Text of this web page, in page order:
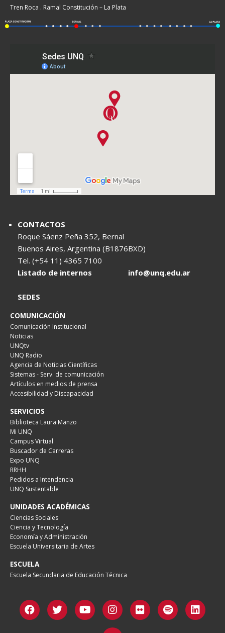
Tren Roca . Ramal Constitución – La Plata
CONTACTOS
Roque Sáenz Peña 352, Bernal
Buenos Aires, Argentina (B1876BXD)
Tel. (+54 11) 4365 7100
Listado de internos
info@unq.edu.ar
SEDES
COMUNICACIÓN
Comunicación Institucional
Noticias
UNQtv
UNQ Radio
Agencia de Noticias Científicas
Sistemas - Serv. de comunicación
Artículos en medios de prensa
Accesibilidad y Discapacidad
SERVICIOS
Biblioteca Laura Manzo
Mi UNQ
Campus Virtual
Buscador de Carreras
Expo UNQ
RRHH
Pedidos a Intendencia
UNQ Sustentable
UNIDADES ACADÉMICAS
Ciencias Sociales
Ciencia y Tecnología
Economía y Administración
Escuela Universitaria de Artes
ESCUELA
Escuela Secundaria de Educación Técnica